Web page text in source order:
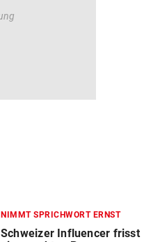
NIMMT SPRICHWORT ERNST
Schweizer Influencer frisst